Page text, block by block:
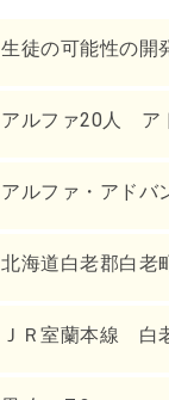
生徒の可能性の開
アルファ20人 ア
アルファ・アドバ
北海道白老郡白老
ＪＲ室蘭本線 白